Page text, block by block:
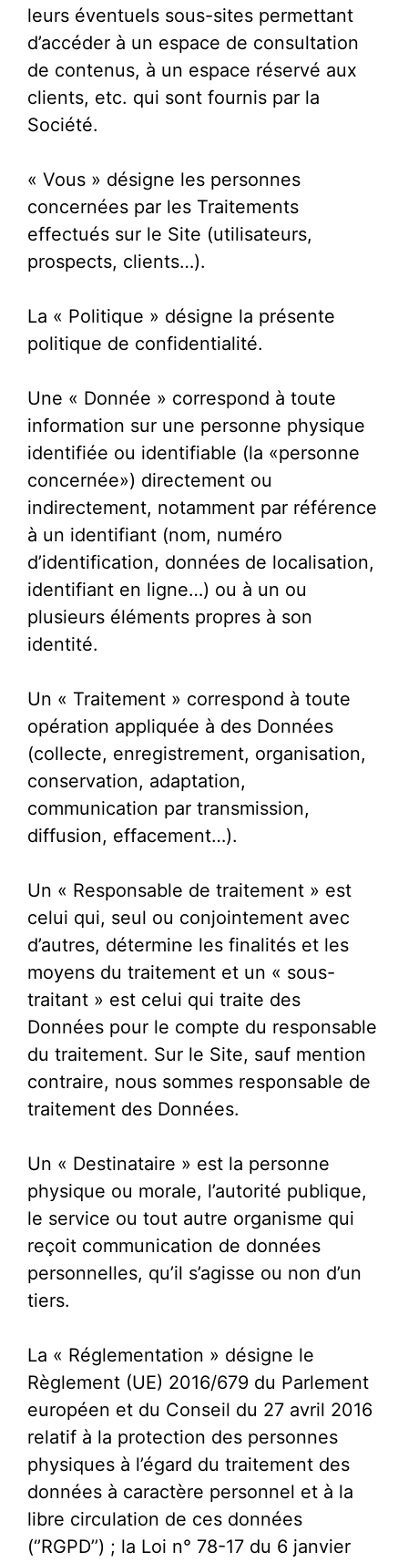
leurs éventuels sous-sites permettant
d’accéder à un espace de consultation
de contenus, à un espace réservé aux
clients, etc. qui sont fournis par la
Société.
« Vous » désigne les personnes
concernées par les Traitements
effectués sur le Site (utilisateurs,
prospects, clients…).
La « Politique » désigne la présente
politique de confidentialité.
Une « Donnée » correspond à toute
information sur une personne physique
identifiée ou identifiable (la «personne
concernée») directement ou
indirectement, notamment par référence
à un identifiant (nom, numéro
d’identification, données de localisation,
identifiant en ligne…) ou à un ou
plusieurs éléments propres à son
identité.
Un « Traitement » correspond à toute
opération appliquée à des Données
(collecte, enregistrement, organisation,
conservation, adaptation,
communication par transmission,
diffusion, effacement…).
Un « Responsable de traitement » est
celui qui, seul ou conjointement avec
d’autres, détermine les finalités et les
moyens du traitement et un « sous-
traitant » est celui qui traite des
Données pour le compte du responsable
du traitement. Sur le Site, sauf mention
contraire, nous sommes responsable de
traitement des Données.
Un « Destinataire » est la personne
physique ou morale, l’autorité publique,
le service ou tout autre organisme qui
reçoit communication de données
personnelles, qu’il s’agisse ou non d’un
tiers.
La « Réglementation » désigne le
Règlement (UE) 2016/679 du Parlement
européen et du Conseil du 27 avril 2016
relatif à la protection des personnes
physiques à l’égard du traitement des
données à caractère personnel et à la
libre circulation de ces données
(‘’RGPD’’) ; la Loi n° 78-17 du 6 janvier